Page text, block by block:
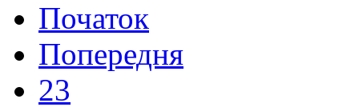
Початок
Попередня
23